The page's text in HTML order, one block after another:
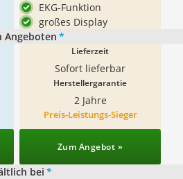
EKG-Funktion
großes Display
Angeboten *
Lieferzeit
Sofort lieferbar
Herstellergarantie
2 Jahre
Preis-Leistungs-Sieger
Zum Angebot »
bei *